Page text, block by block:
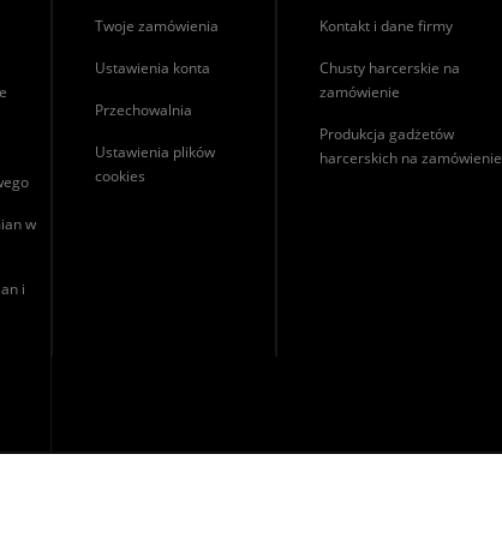
w
i
Twoje zamówienia
Ustawienia konta
Przechowalnia
Ustawienia plików
cookies
Kontakt i dane firmy
Chusty harcerskie na
zamówienie
Produkcja gadżetów
harcerskich na zamówienie